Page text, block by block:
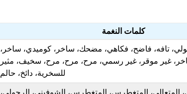
كلمات النغمة
تافه، فاضح، فكاهي، مضحك، ساخر، كوميدي، ساخر،
غير موقر، غير رسمي، مرح، مرح، مرح، سخيف، مثير
للسخرية، دائخ، حالم